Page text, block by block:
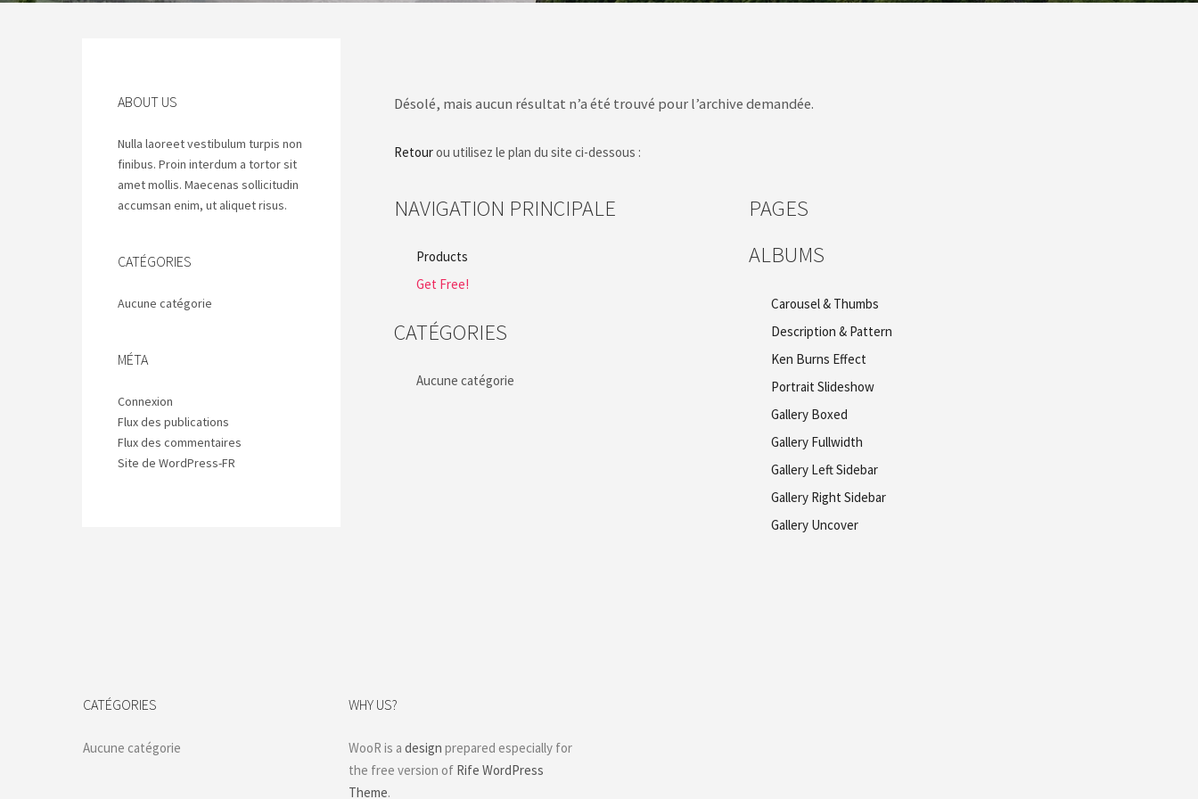
Désolé, mais aucun résultat n’a été trouvé pour l’archive demandée.
Retourou utilisez le plan du site ci-dessous :
NAVIGATION PRINCIPALE
Products
Get Free!
CATÉGORIES
Aucune catégorie
PAGES
ALBUMS
Carousel & Thumbs
Description & Pattern
Ken Burns Effect
Portrait Slideshow
Gallery Boxed
Gallery Fullwidth
Gallery Left Sidebar
Gallery Right Sidebar
Gallery Uncover
ABOUT US
Nulla laoreet vestibulum turpis non
finibus. Proin interdum a tortor sit
amet mollis. Maecenas sollicitudin
accumsan enim, ut aliquet risus.
CATÉGORIES
Aucune catégorie
MÉTA
Connexion
Flux des publications
Flux des commentaires
Site de WordPress-FR
CATÉGORIES
Aucune catégorie
WHY US?
WooR is adesign prepared especially for
the free version of Rife WordPress
Theme.